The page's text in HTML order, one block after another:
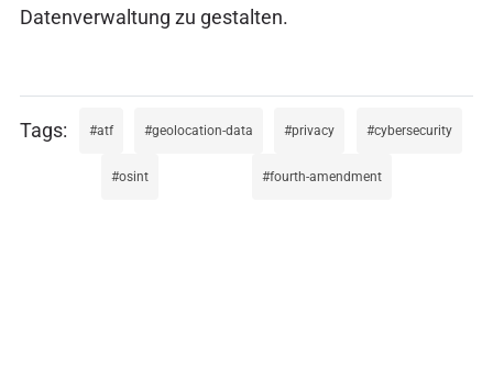
Datenverwaltung zu gestalten.
atf geolocation-data privacy cybersecurity
osint fourth-amendment